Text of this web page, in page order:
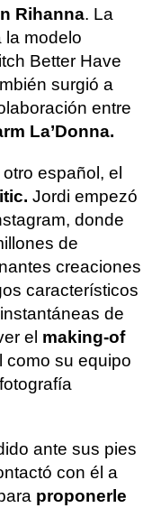
Rihanna. La
la modelo
Better Have
surgió a
entre
La’Donna.
español, el
Jordi empezó
donde
de
creaciones
característicos
de
el making-of
como su equipo
ante sus pies
con él a
proponerle